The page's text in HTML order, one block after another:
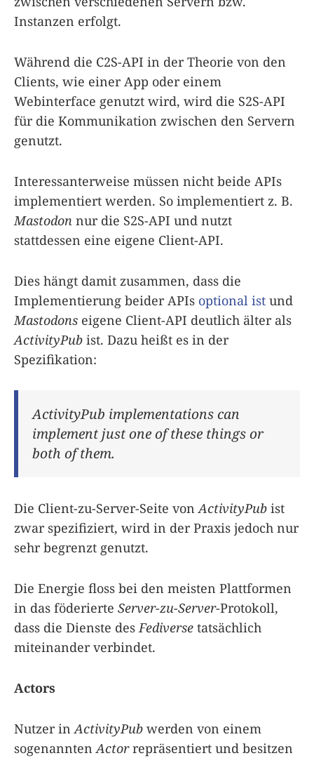
Instanzen erfolgt.
Während die C2S-API in der Theorie von den
Clients, wie einer App oder einem
Webinterface genutzt wird, wird die S2S-API
für die Kommunikation zwischen den Servern
genutzt.
Interessanterweise müssen nicht beide APIs
implementiert werden. So implementiert z. B.
Mastodon nur die S2S-API und nutzt
stattdessen eine eigene Client-API.
Dies hängt damit zusammen, dass die
Implementierung beider APIs optional ist und
Mastodons eigene Client-API deutlich älter als
ActivityPub ist. Dazu heißt es in der
Spezifikation:
ActivityPub implementations can
implement just one of these things or
both of them.
Die Client-zu-Server-Seite von ActivityPub ist
zwar spezifiziert, wird in der Praxis jedoch nur
sehr begrenzt genutzt.
Die Energie floss bei den meisten Plattformen
in das föderierte Server-zu-Server-Protokoll,
dass die Dienste des Fediverse tatsächlich
miteinander verbindet.
Actors
Nutzer in ActivityPub werden von einem
sogenannten Actorrepräsentiert und besitzen